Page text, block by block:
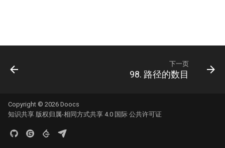
59. 螺旋矩阵 II
60. 排列序列
55.2. 平衡二叉树
56.1. 数组中数字出现的次数
10.5. 稀疏数组搜索
10.9. 排序矩阵查找
10.11. 峰与谷
下一页
98. 路径的数目
Copyright © 2026 Doocs
知识共享 版权归属-相同方式共享 4.0 国际 公共许可证